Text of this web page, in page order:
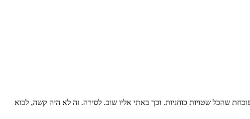
שהכל שטויות כוחניות. וכך באתי אליו שוב. לסירה. זה לא היה קשה, לבוא